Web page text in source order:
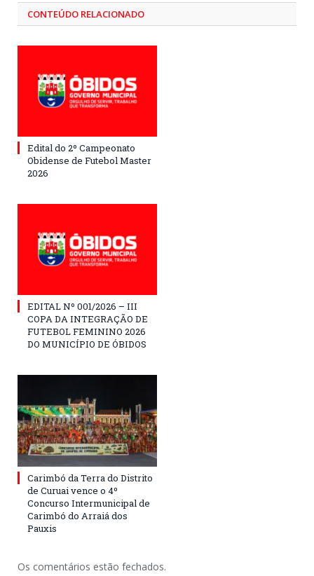
CONTEÚDO RELACIONADO
Edital do 2º Campeonato
Obidense de Futebol Master
2026
EDITAL Nº 001/2026 – III
COPA DA INTEGRAÇÃO DE
FUTEBOL FEMININO 2026
DO MUNICÍPIO DE ÓBIDOS
Carimbó da Terra do Distrito
de Curuai vence o 4º
Concurso Intermunicipal de
Carimbó do Arraiá dos
Pauxis
Os comentários estão fechados.